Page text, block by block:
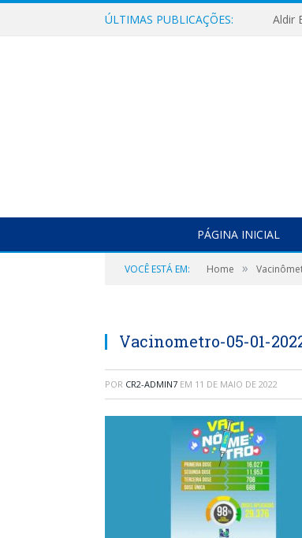
ÚLTIMAS PUBLICAÇÕES: Aldir
PÁGINA INICIAL
VOCÊ ESTÁ EM: Home »
Vacinometro-05-01-
POR CR2-ADMIN7 EM 11 DE MAIO DE 2022